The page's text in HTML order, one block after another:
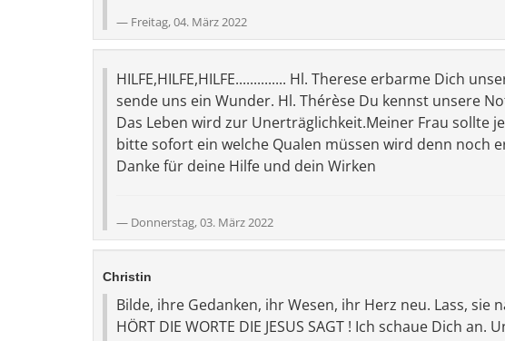
Freitag, 04. März 2022
HILFE,HILFE,HILFE.............. Hl. Therese erbarme Dich
sende uns ein Wunder. Hl. Thérèse Du kennst unsere
Das Leben wird zur Unerträglichkeit.Meiner Frau sollte
bitte sofort ein welche Qualen müssen wird denn noch
Danke für deine Hilfe und dein Wirken
Donnerstag, 03. März 2022
Christin
Bilde, ihre Gedanken, ihr Wesen, ihr Herz neu. Lass,
HÖRT DIE WORTE DIE JESUS SAGT ! Ich schaue Dich